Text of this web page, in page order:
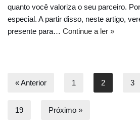
quanto você valoriza o seu parceiro.
especial. A partir disso, neste artigo,
presente para… Continue a ler »
« Anterior 1 2 3
19 Próximo »